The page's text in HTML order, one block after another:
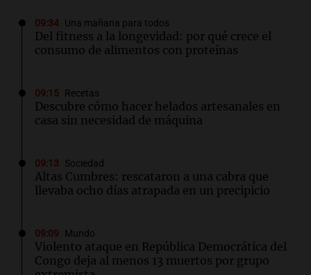
09:34 Una mañana para todos
Del fitness a la longevidad: por qué crece el
consumo de alimentos con proteínas
09:15 Recetas
Descubre cómo hacer helados artesanales en
casa sin necesidad de máquina
09:13 Sociedad
Altas Cumbres: rescataron a una cabra que
llevaba ocho días atrapada en un precipicio
09:09 Mundo
Violento ataque en República Democrática del
Congo deja al menos 13 muertos por grupo